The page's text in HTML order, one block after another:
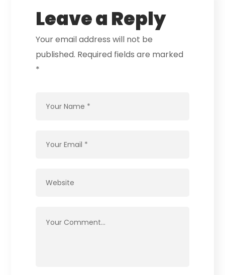
Leave a Reply
Your email address will not be
published. Required fields are marked
*